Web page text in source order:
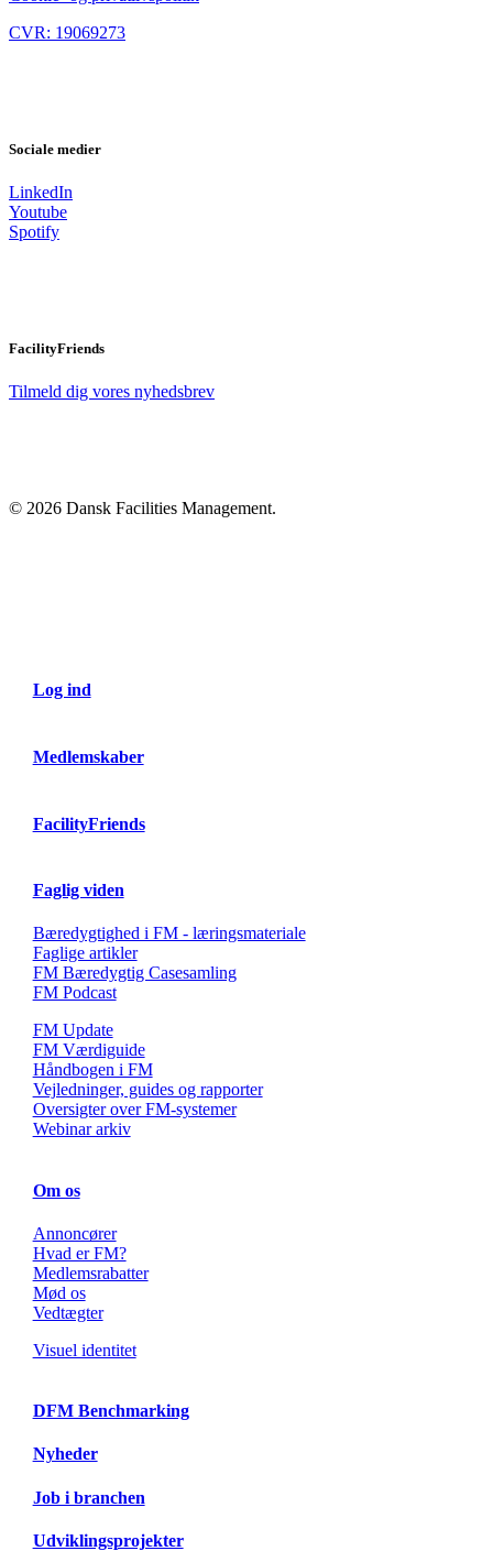
CVR: 19069273
Sociale medier
LinkedIn
Youtube
Spotify
FacilityFriends
Tilmeld dig vores nyhedsbrev
© 2026 Dansk Facilities Management.
Log ind
Medlemskaber
FacilityFriends
Faglig viden
Bæredygtighed i FM - læringsmateriale
Faglige artikler
FM Bæredygtig Casesamling
FM Podcast
FM Update
FM Værdiguide
Håndbogen i FM
Vejledninger, guides og rapporter
Oversigter over FM-systemer
Webinar arkiv
Om os
Annoncører
Hvad er FM?
Medlemsrabatter
Mød os
Vedtægter
Visuel identitet
DFM Benchmarking
Nyheder
Job i branchen
Udviklingsprojekter